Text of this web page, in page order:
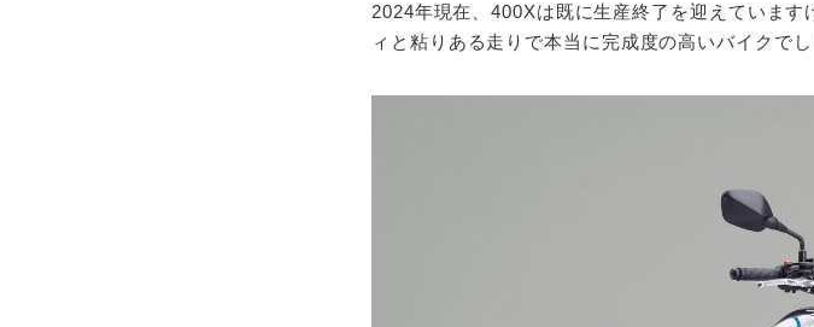
2024年現在、400Xは既に生産終了を迎えていま
ィと粘りある走りで本当に完成度の高いバイクでし